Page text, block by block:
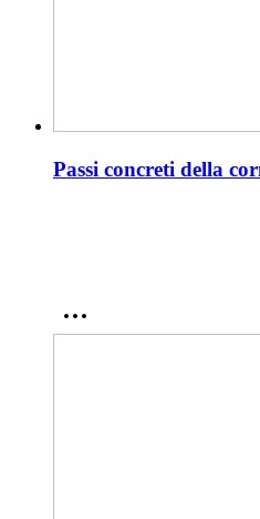
Passi concreti della